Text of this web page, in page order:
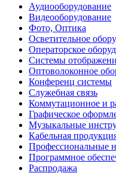
Аудиооборудование
Видеооборудование
Фото, Оптика
Осветительное
Операторское
Системы
Оптоволоконное
Конференц системы
Служебная связь
Коммутационное и
Графическое
Музыкальные
Кабельная
Профессиональные
Программное
Распродажа